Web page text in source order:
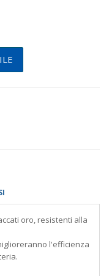
oro, resistenti alla
l'efficienza